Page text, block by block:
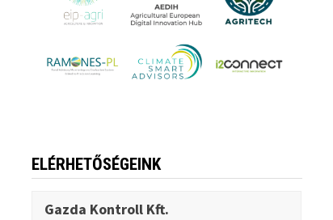
ELÉRHETŐSÉGEINK
Gazda Kontroll Kft.